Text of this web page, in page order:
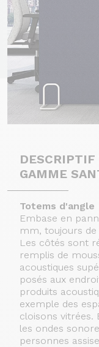
GAMME
Totems d'angle
Embase en
mm, toujours
Les côtés sont
remplis de
acoustiques
posés aux
produits
exemple des
cloisons vitrées.
les ondes
personnes